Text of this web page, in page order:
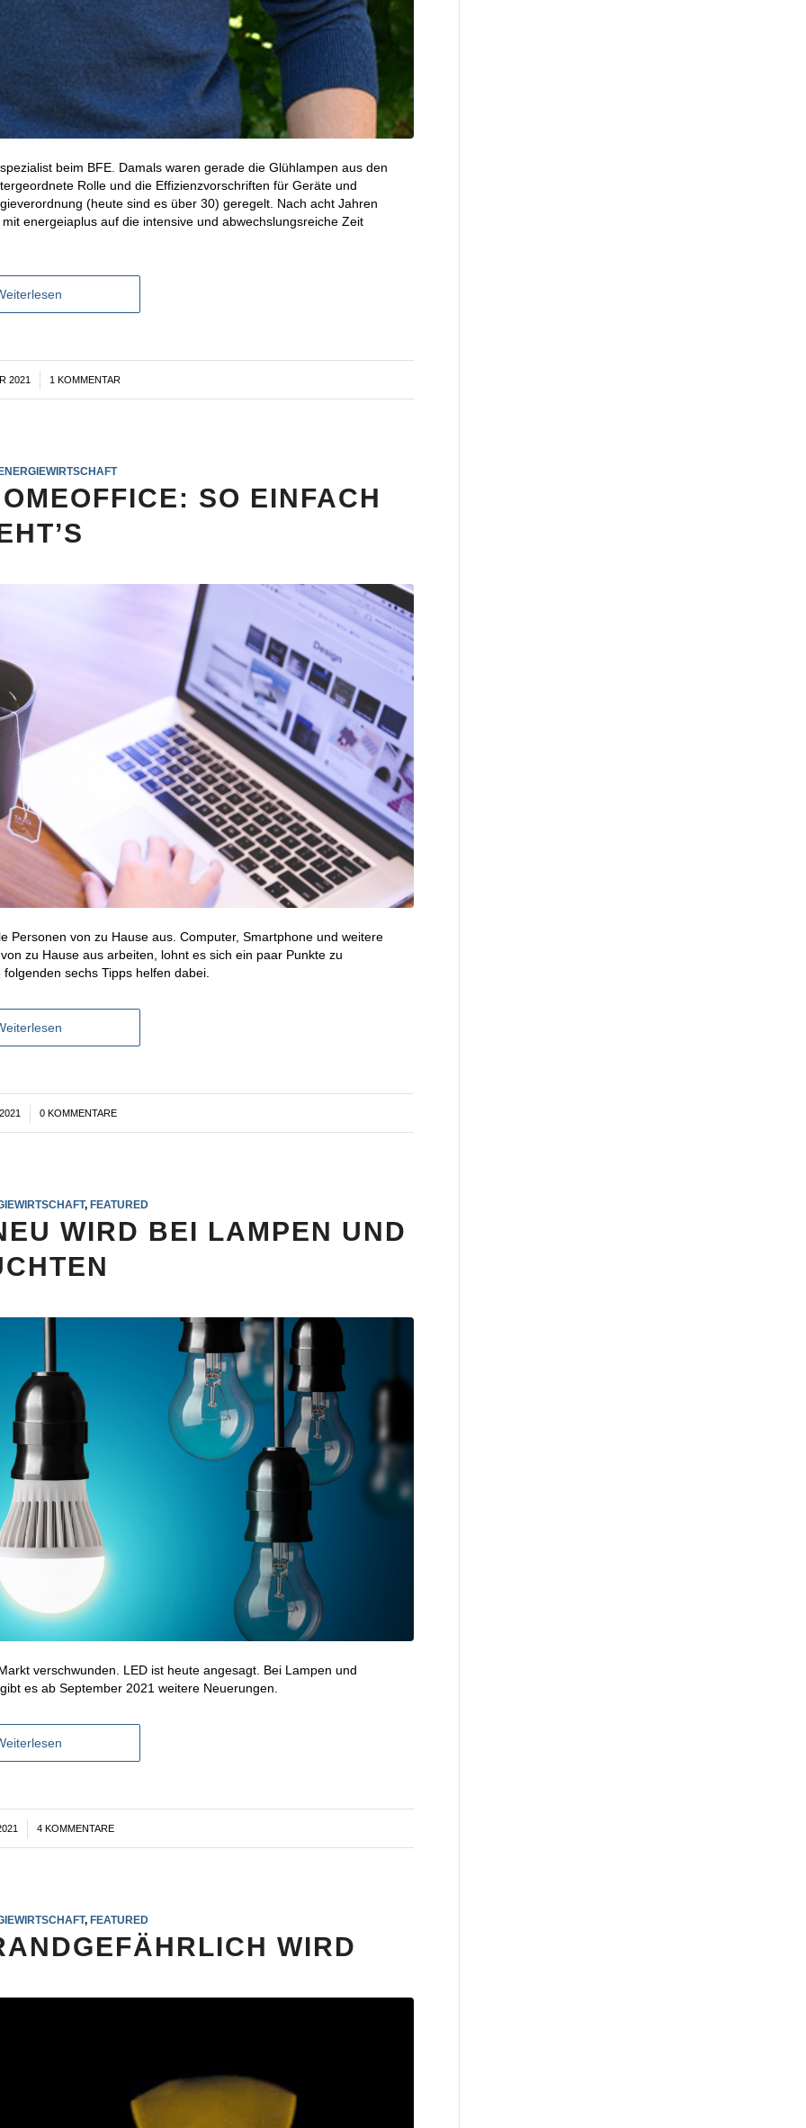
beim BFE. Damals waren gerade die Glühlampen aus den
Rolle und die Effizienzvorschriften für Geräte und
(heute sind es über 30) geregelt. Nach acht Jahren
energeiaplus auf die intensive und abwechslungsreiche Zeit
2021 1 KOMMENTAR
SO EINFACH
Personen von zu Hause aus. Computer, Smartphone und weitere
zu Hause aus arbeiten, lohnt es sich ein paar Punkte zu
sechs Tipps helfen dabei.
0 KOMMENTARE
,FEATURED
WIRD BEI LAMPEN UND
verschwunden. LED ist heute angesagt. Bei Lampen und
es ab September 2021 weitere Neuerungen.
4 KOMMENTARE
, FEATURED
WIRD